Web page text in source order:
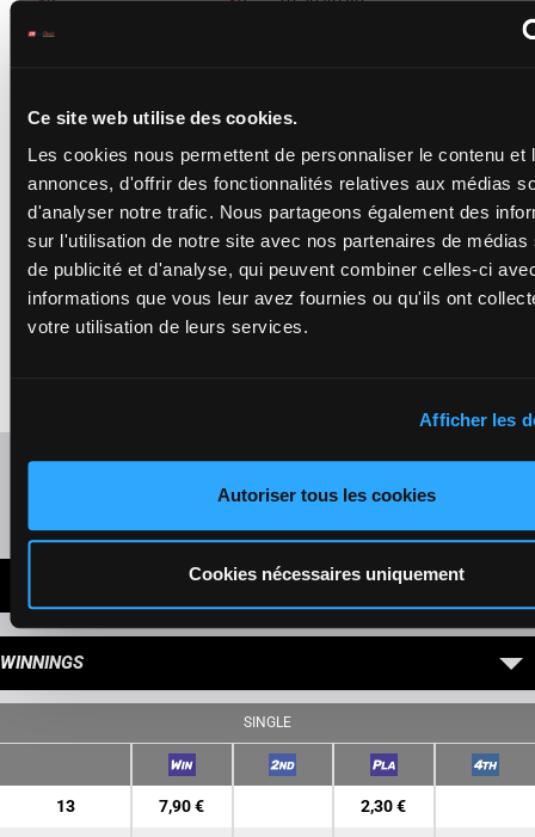
Ce site web utilise des cookies.
Les cookies nous permettent de personnaliser le contenu et
annonces, d'offrir des fonctionnalités relatives aux médias
d'analyser notre trafic. Nous partageons également des
sur l'utilisation de notre site avec nos partenaires de médias
de publicité et d'analyse, qui peuvent combiner celles-ci
informations que vous leur avez fournies ou qu'ils ont
votre utilisation de leurs services.
Afficher les
Autoriser tous les cookies
Cookies nécessaires uniquement
4p 7p 5p 4p 8p (23)
GOFAST
Quere Mme S.
Box: 2 -F/5 - 53.5
kg
17p 10p 12p 9p 7p
8p (22) 7p 5p
F/5
53.5
kg
2p 13p 17p
10p 12p 9p
7p 8p (22)
7p 5p
2
SOTCHI
Fleury Mme Man.
Grassick J.
7p 7p 15p
Refresh odds
WINNINGS
SINGLE
13 7,90 € 2,30 €